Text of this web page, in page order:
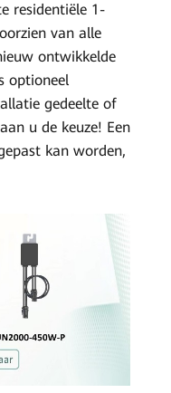
residentiële 1-
van alle
ontwikkelde
optioneel
gedeelte of
u de keuze! Een
kan worden,